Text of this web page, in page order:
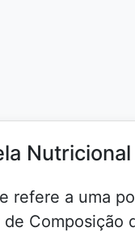
Nutricional
refere a uma
Composição